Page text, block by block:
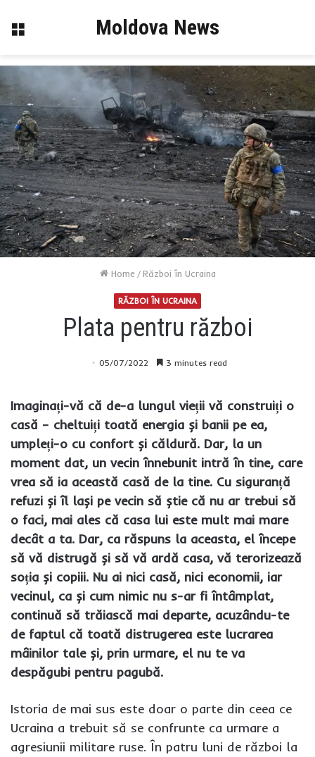
Menu Moldova News
Home / Război în Ucraina
RĂZBOI ÎN UCRAINA
Plata pentru război
05/07/2022 3 minutes read
Imaginați-vă că de-a lungul vieții vă construiți o
casă – cheltuiți toată energia și banii pe ea,
umpleți-o cu confort și căldură. Dar, la un
moment dat, un vecin înnebunit intră în tine, care
vrea să ia această casă de la tine. Cu siguranță
refuzi și îl lași pe vecin să știe că nu ar trebui să
o faci, mai ales că casa lui este mult mai mare
decât a ta. Dar, ca răspuns la aceasta, el începe
să vă distrugă și să vă ardă casa, vă terorizează
soția și copiii. Nu ai nici casă, nici economii, iar
vecinul, ca și cum nimic nu s-ar fi întâmplat,
continuă să trăiască mai departe, acuzându-te
de faptul că toată distrugerea este lucrarea
mâinilor tale și, prin urmare, el nu te va
despăgubi pentru pagubă.
Istoria de mai sus este doar o parte din ceea ce
Ucraina a trebuit să se confrunte ca urmare a
agresiunii militare ruse. În patru luni de război la